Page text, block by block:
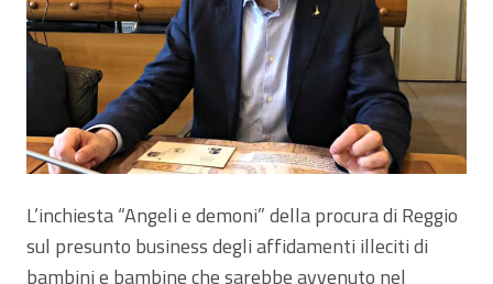
L’inchiesta “Angeli e demoni” della procura di Reggio
sul presunto business degli affidamenti illeciti di
bambini e bambine che sarebbe avvenuto nel